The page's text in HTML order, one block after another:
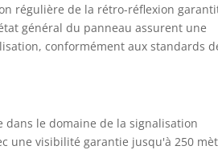
régulière de la rétro-réflexion
général du panneau assurent une
conformément aux standards
dans le domaine de la signalisation
une visibilité garantie jusqu'à 250